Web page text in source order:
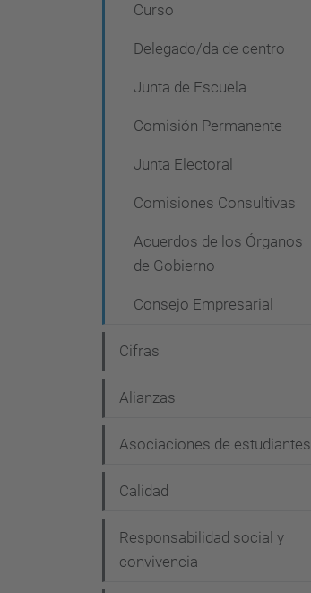
Curso
Delegado/da de centro
Junta de Escuela
Comisión Permanente
Junta Electoral
Comisiones Consultivas
Acuerdos de los Órganos
de Gobierno
Consejo Empresarial
Cifras
Alianzas
Asociaciones de estudiantes
Calidad
Responsabilidad social y
convivencia